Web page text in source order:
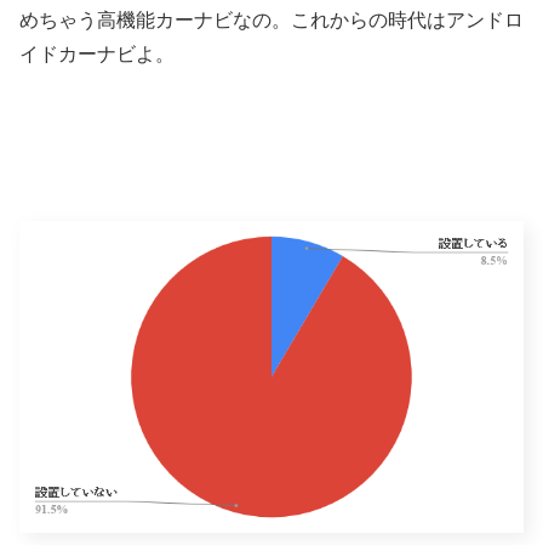
めちゃう高機能カーナビなの。これからの時代はアンドロ
イドカーナビよ。